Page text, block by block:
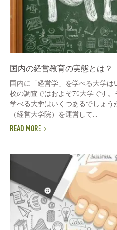
国内の経営教育の実態とは？
国内に「経営学」を学べる大学
校の調査ではおよそ70大学です
学べる大学はいくつあるでしょう
（経営大学院）を運営して...
READ MORE